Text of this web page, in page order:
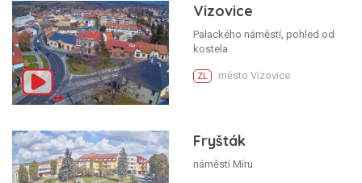
Vizovice
Palackého náměstí, pohled od
kostela
ZL město Vizovice
Fryšták
náměstí Míru